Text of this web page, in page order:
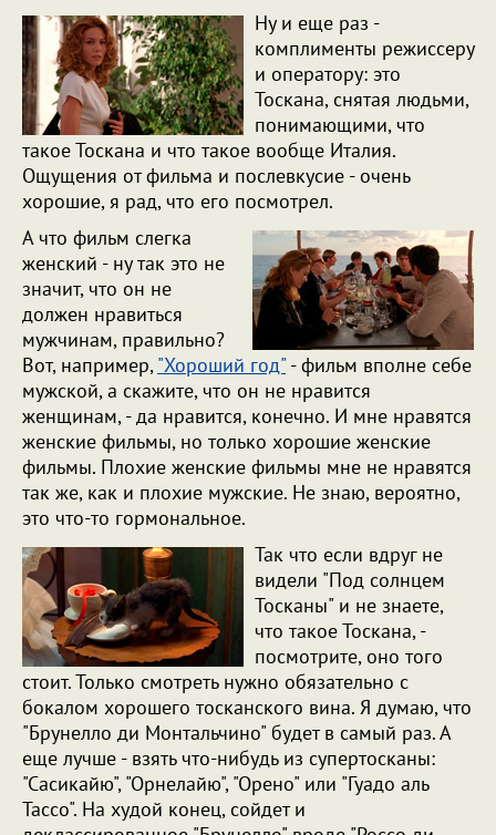
Ну и еще раз -
комплименты режиссеру
и оператору: это
Тоскана, снятая людьми,
понимающими, что
такое Тоскана и что такое вообще Италия.
Ощущения от фильма и послевкусие - очень
хорошие, я рад, что его посмотрел.
А что фильм слегка
женский - ну так это не
значит, что он не
должен нравиться
мужчинам, правильно?
Вот, например,"Хороший год" - фильм вполне себе
мужской, а скажите, что он не нравится
женщинам, - да нравится, конечно. И мне нравятся
женские фильмы, но только хорошие женские
фильмы. Плохие женские фильмы мне не нравятся
так же, как и плохие мужские. Не знаю, вероятно,
это что-то гормональное.
Так что если вдруг не
видели "Под солнцем
Тосканы" и не знаете,
что такое Тоскана, -
посмотрите, оно того
стоит. Только смотреть нужно обязательно с
бокалом хорошего тосканского вина. Я думаю, что
"Брунелло ди Монтальчино" будет в самый раз. А
еще лучше - взять что-нибудь из супертосканы:
"Сасикайю", "Орнелайю", "Орено" или "Гуадо аль
Тассо". На худой конец, сойдет и